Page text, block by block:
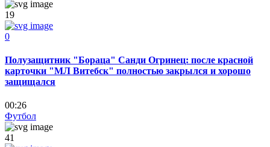
19
0
Полузащитник "Бораца" Санди Огринец: после красной
карточки "МЛ Витебск" полностью закрылся и хорошо
защищался
00:26
Футбол
41